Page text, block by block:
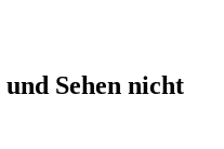
Sehen nicht